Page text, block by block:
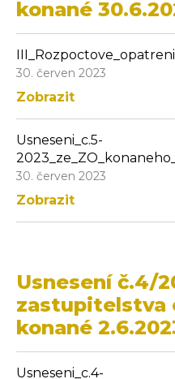
konané
30. červen 2023
Zobrazit
Usneseni_c.5-
30. červen 2023
Zobrazit
Usnesení č.4/
zastupitelstva
konané
Usneseni_c.4-